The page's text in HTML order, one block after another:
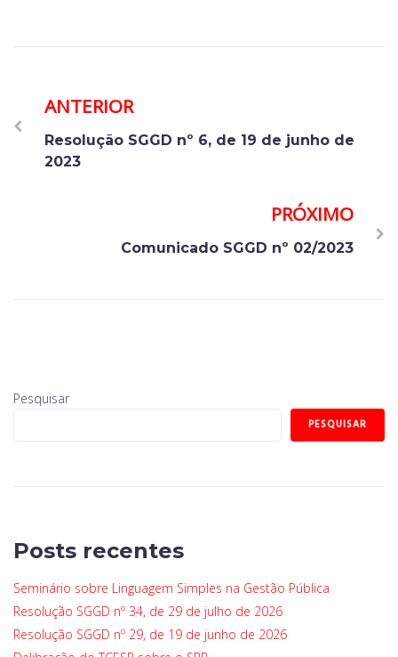
ANTERIOR
Resolução SGGD nº 6, de 19 de junho de
2023
PRÓXIMO
Comunicado SGGD nº 02/2023
Pesquisar
PESQUISAR
Posts recentes
Seminário sobre Linguagem Simples na Gestão Pública
Resolução SGGD nº 34, de 29 de julho de 2026
Resolução SGGD nº 29, de 19 de junho de 2026